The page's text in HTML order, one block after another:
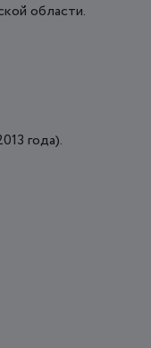
области.
года).